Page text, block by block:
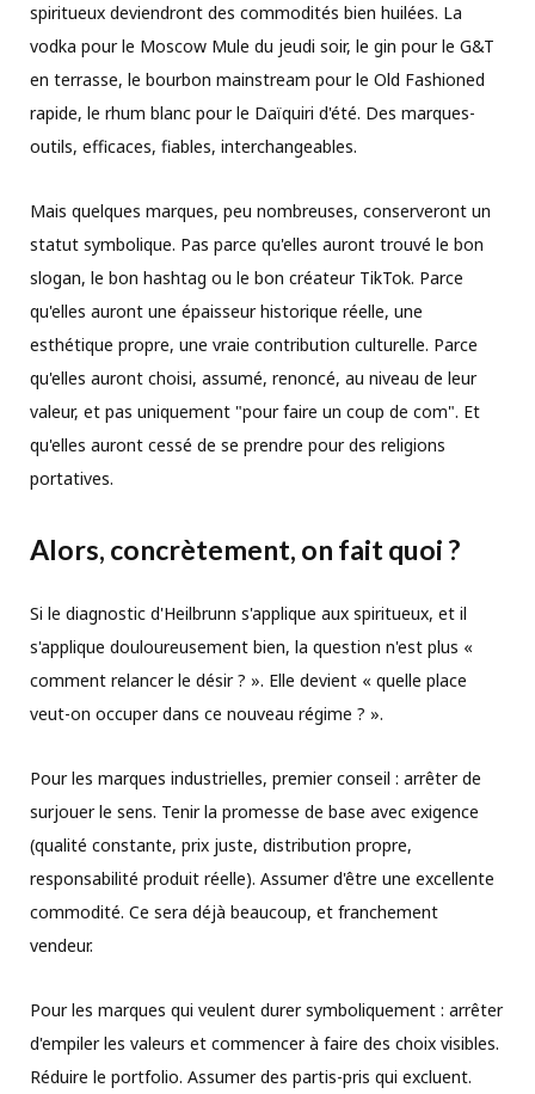
spiritueux deviendront des commodités bien huilées. La
vodka pour le Moscow Mule du jeudi soir, le gin pour le G&T
en terrasse, le bourbon mainstream pour le Old Fashioned
rapide, le rhum blanc pour le Daïquiri d'été. Des marques-
outils, efficaces, fiables, interchangeables.
Mais quelques marques, peu nombreuses, conserveront un
statut symbolique. Pas parce qu'elles auront trouvé le bon
slogan, le bon hashtag ou le bon créateur TikTok. Parce
qu'elles auront une épaisseur historique réelle, une
esthétique propre, une vraie contribution culturelle. Parce
qu'elles auront choisi, assumé, renoncé, au niveau de leur
valeur, et pas uniquement "pour faire un coup de com". Et
qu'elles auront cessé de se prendre pour des religions
portatives.
Alors, concrètement, on fait quoi ?
Si le diagnostic d'Heilbrunn s'applique aux spiritueux, et il
s'applique douloureusement bien, la question n'est plus «
comment relancer le désir ? ». Elle devient « quelle place
veut-on occuper dans ce nouveau régime ? ».
Pour les marques industrielles, premier conseil : arrêter de
surjouer le sens. Tenir la promesse de base avec exigence
(qualité constante, prix juste, distribution propre,
responsabilité produit réelle). Assumer d'être une excellente
commodité. Ce sera déjà beaucoup, et franchement
vendeur.
Pour les marques qui veulent durer symboliquement : arrêter
d'empiler les valeurs et commencer à faire des choix visibles.
Réduire le portfolio. Assumer des partis-pris qui excluent.